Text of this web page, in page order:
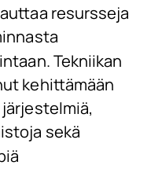
resursseja
Tekniikan
kehittämään
sekä